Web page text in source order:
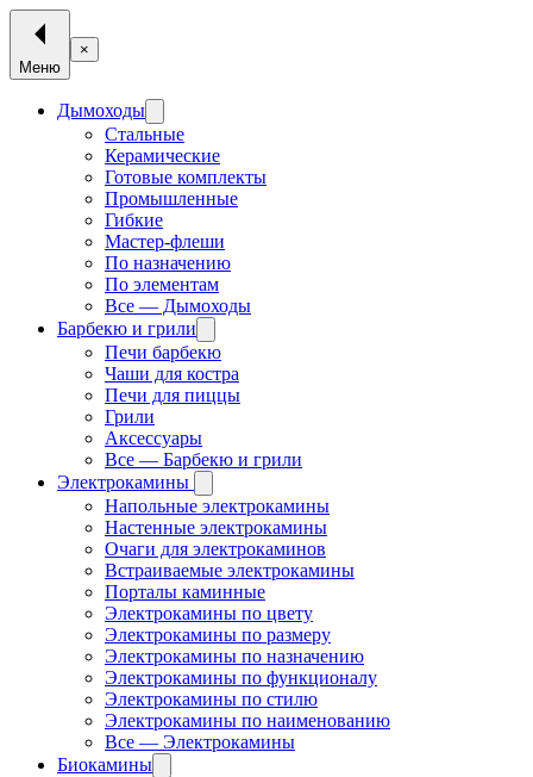
Меню
×
Дымоходы
Стальные
Керамические
Готовые комплекты
Промышленные
Гибкие
Мастер-флеши
По назначению
По элементам
Все — Дымоходы
Барбекю и грили
Печи барбекю
Чаши для костра
Печи для пиццы
Грили
Аксессуары
Все — Барбекю и грили
Электрокамины
Напольные электрокамины
Настенные электрокамины
Очаги для электрокаминов
Встраиваемые электрокамины
Порталы каминные
Электрокамины по цвету
Электрокамины по размеру
Электрокамины по назначению
Электрокамины по функционалу
Электрокамины по стилю
Электрокамины по наименованию
Все — Электрокамины
Биокамины